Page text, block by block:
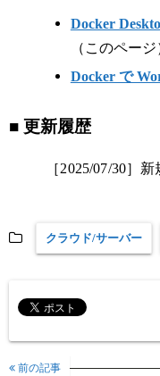
Docker
（このページ
Docker で
■ 更新履歴
［2025/07/30］
クラウド/サーバー
前の記事